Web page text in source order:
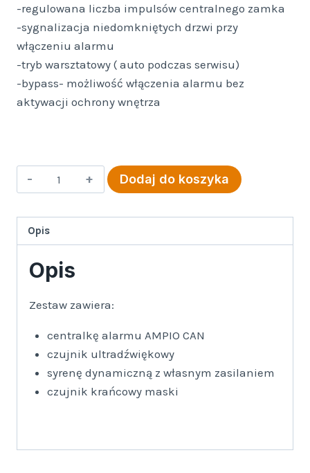
-regulowana liczba impulsów centralnego zamka
-sygnalizacja niedomkniętych drzwi przy
włączeniu alarmu
-tryb warsztatowy ( auto podczas serwisu)
-bypass- możliwość włączenia alarmu bez
aktywacji ochrony wnętrza
ilość
Auto
AMPIO
CAN
-
komplet
Dodaj do koszyka
Opis
Opis
Zestaw zawiera:
centralkę alarmu AMPIO CAN
czujnik ultradźwiękowy
syrenę dynamiczną z własnym zasilaniem
czujnik krańcowy maski